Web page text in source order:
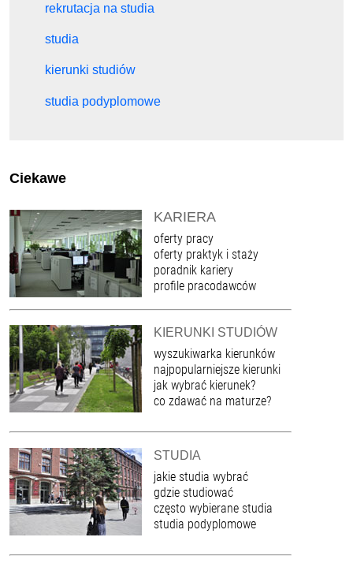
rekrutacja na studia
studia
kierunki studiów
studia podyplomowe
Ciekawe
KARIERA
oferty pracy
oferty praktyk i staży
poradnik kariery
profile pracodawców
KIERUNKI STUDIÓW
wyszukiwarka kierunków
najpopularniejsze kierunki
jak wybrać kierunek?
co zdawać na maturze?
STUDIA
jakie studia wybrać
gdzie studiować
często wybierane studia
studia podyplomowe